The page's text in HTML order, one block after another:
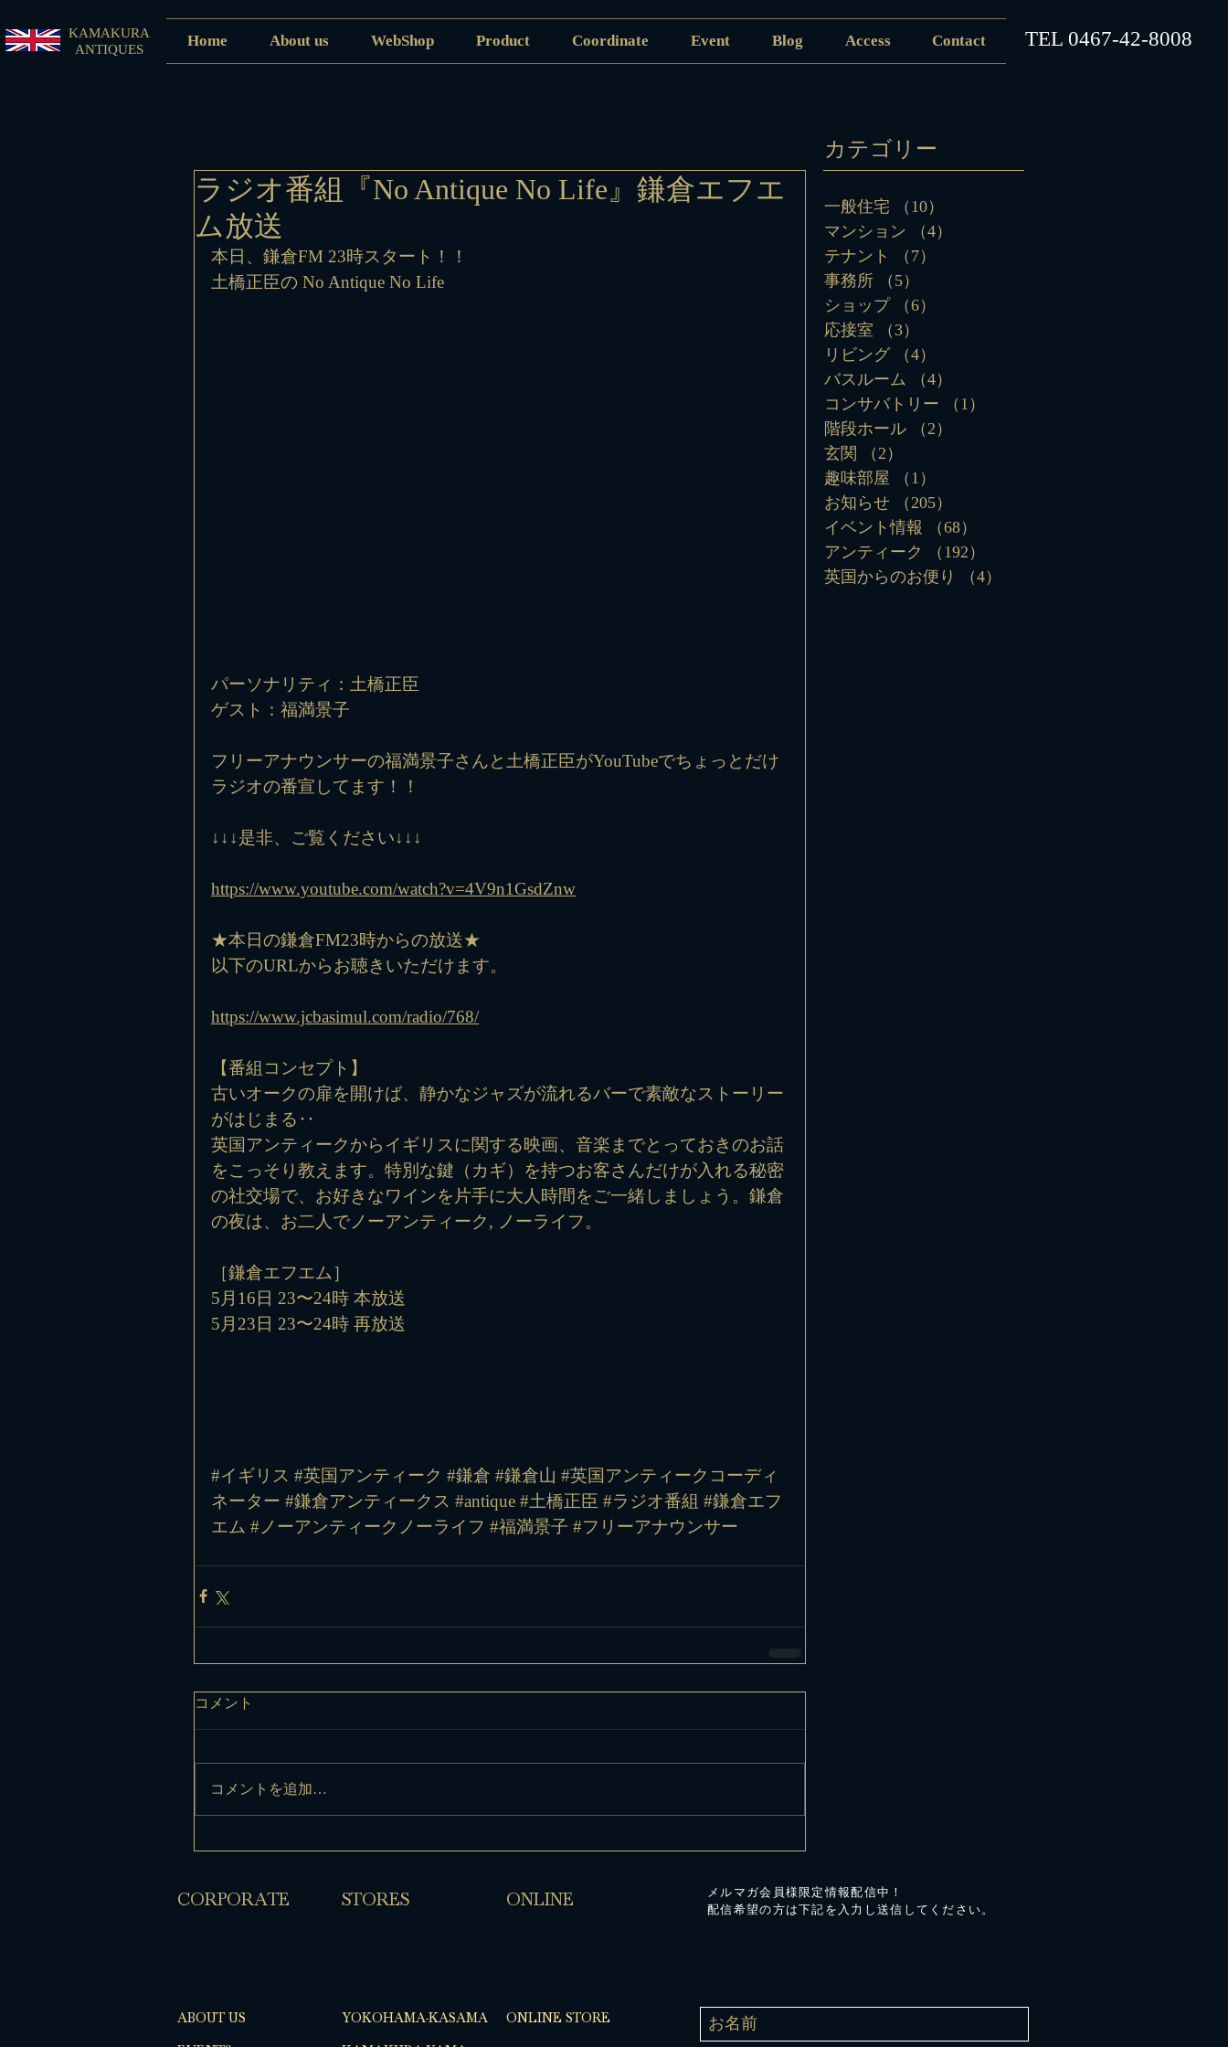
KAMAKURA
ANTIQUES
Home About us WebShop Product Coordinate Event Blog Access Contact ​TEL 0467-42-8008
ラジオ番組『No Antique No Life』鎌倉エフエ
ム放送
本日、鎌倉FM 23時スタート！！
土橋正臣の No Antique No Life
パーソナリティ：土橋正臣
ゲスト：福満景子
フリーアナウンサーの福満景子さんと土橋正臣がYouTubeでちょっとだけ
ラジオの番宣してます！！
↓↓↓是非、ご覧ください↓↓↓
https://www.youtube.com/watch?v=4V9n1GsdZnw
★本日の鎌倉FM23時からの放送★
以下のURLからお聴きいただけます。
https://www.jcbasimul.com/radio/768/
【番組コンセプト】
古いオークの扉を開けば、静かなジャズが流れるバーで素敵なストーリー
がはじまる‥
英国アンティークからイギリスに関する映画、音楽までとっておきのお話
をこっそり教えます。特別な鍵（カギ）を持つお客さんだけが入れる秘密
の社交場で、お好きなワインを片手に大人時間をご一緒しましょう。鎌倉
の夜は、お二人でノーアンティーク, ノーライフ。
［鎌倉エフエム］
5月16日 23〜24時 本放送
5月23日 23〜24時 再放送
#イギリス #英国アンティーク #鎌倉 #鎌倉山 #英国アンティークコーディ
ネーター #鎌倉アンティークス #antique #土橋正臣 #ラジオ番組 #鎌倉エフ
エム #ノーアンティークノーライフ #福満景子 #フリーアナウンサー
コメント
コメントを追加…
カテゴリー
一般住宅 （10）
マンション
（4）
テナント
（7）
事務所
（5）
ショップ
（6）
応接室
（3）
リビング
（4）
バスルーム
（4）
コンサバトリー
（1）
階段ホール
（2）
玄関
（2）
趣味部屋
（1）
お知らせ
（205）
イベント情報
（68）
アンティーク
（192）
英国からのお便り
（4）
​CORPORATE ​STORES ONLINE
メルマガ会員様限定情報配信中！
配信希望の方は下記を入力し送信してください。
ABOUT US YOKOHAMA-KASAMA ONLINE STORE